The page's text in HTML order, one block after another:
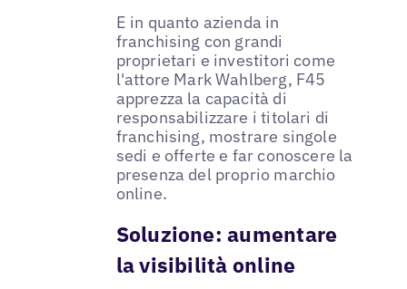
E in quanto azienda in
franchising con grandi
proprietari e investitori come
l'attore Mark Wahlberg, F45
apprezza la capacità di
responsabilizzare i titolari di
franchising, mostrare singole
sedi e offerte e far conoscere la
presenza del proprio marchio
online.
Soluzione: aumentare
la visibilità online